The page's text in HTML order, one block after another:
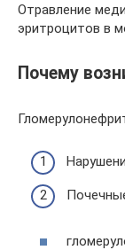
Отравление
эритроцитов в
Почему